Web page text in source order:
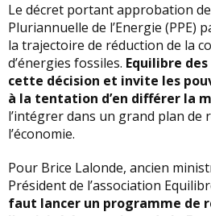
Le décret portant approbation
Pluriannuelle de l’Energie (PPE)
la trajectoire de réduction de la
d’énergies fossiles. Equilibre
cette décision et invite les
à la tentation d’en différer la
l’intégrer dans un grand plan de
l’économie.
Pour Brice Lalonde, ancien
Président de l’association
faut lancer un programme de